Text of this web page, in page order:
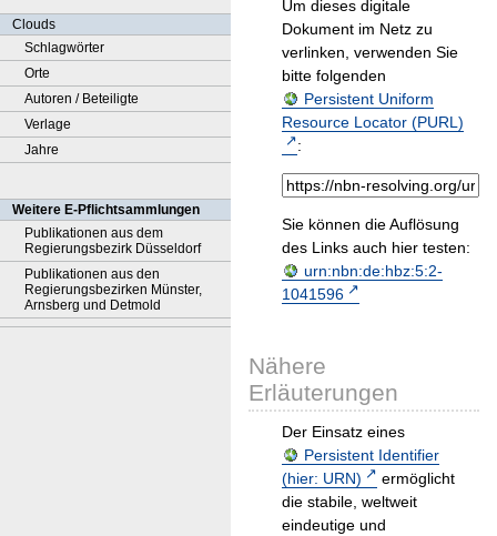
Clouds
Schlagwörter
Orte
Autoren / Beteiligte
Verlage
Jahre
Weitere E-Pflichtsammlungen
Publikationen aus dem
Regierungsbezirk Düsseldorf
Publikationen aus den
Regierungsbezirken Münster,
Arnsberg und Detmold
Um dieses digitale
Dokument im Netz zu
verlinken, verwenden Sie
bitte folgenden
Persistent Uniform
Resource Locator (PURL)
:
Sie können die Auflösung
des Links auch hier testen:
urn:nbn:de:hbz:5:2-
1041596
Nähere
Erläuterungen
Der Einsatz eines
Persistent Identifier
(hier: URN)
ermöglicht
die stabile, weltweit
eindeutige und